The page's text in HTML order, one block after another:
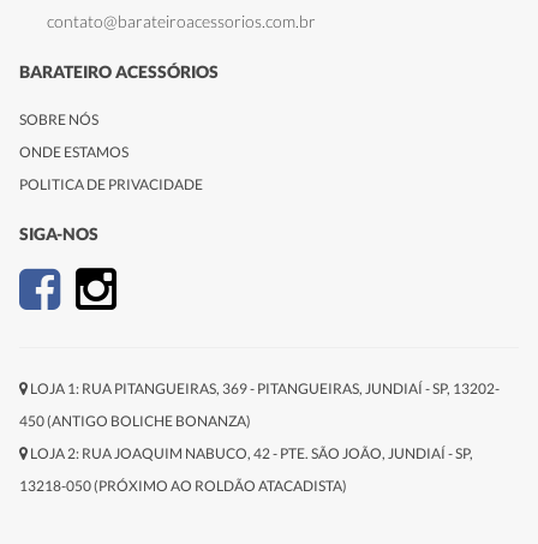
contato@barateiroacessorios.com.br
BARATEIRO ACESSÓRIOS
SOBRE NÓS
ONDE ESTAMOS
POLITICA DE PRIVACIDADE
SIGA-NOS
LOJA 1: RUA PITANGUEIRAS, 369 - PITANGUEIRAS, JUNDIAÍ - SP, 13202-
450 (ANTIGO BOLICHE BONANZA)
LOJA 2: RUA JOAQUIM NABUCO, 42 - PTE. SÃO JOÃO, JUNDIAÍ - SP,
13218-050 (PRÓXIMO AO ROLDÃO ATACADISTA)